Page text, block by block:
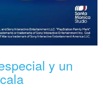
y un